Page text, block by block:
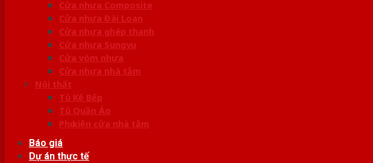
Cửa nhựa Composite
Cửa nhựa Đài Loan
Cửa nhựa ghép thanh
Cửa nhựa Sungyu
Cửa vòm nhựa
Cửa nhựa nhà tắm
Nội thất
Tủ Kệ Bếp
Tủ Quần Áo
Phụ kiện cửa nhà tắm
Báo giá
Dự án thực tế